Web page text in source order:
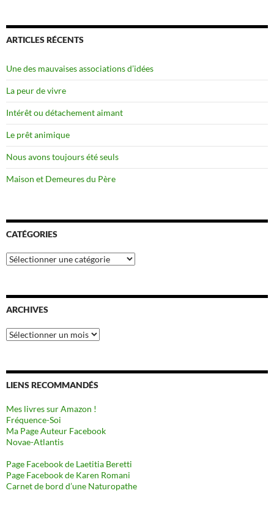
ARTICLES RÉCENTS
Une des mauvaises associations d’idées
La peur de vivre
Intérêt ou détachement aimant
Le prêt animique
Nous avons toujours été seuls
Maison et Demeures du Père
CATÉGORIES
Catégories
ARCHIVES
Archives
LIENS RECOMMANDÉS
Mes livres sur Amazon !
Fréquence-Soi
Ma Page Auteur Facebook
Novae-Atlantis
Page Facebook de Laetitia Beretti
Page Facebook de Karen Romani
Carnet de bord d’une Naturopathe